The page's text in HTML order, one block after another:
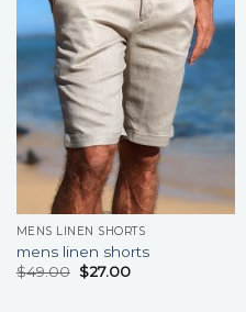
MENS LINEN SHORTS
mens linen shorts
$49.00 $27.00